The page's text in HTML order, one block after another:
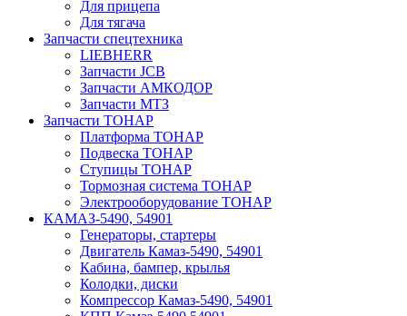
Для прицепа
Для тягача
Запчасти спецтехника
LIEBHERR
Запчасти JCB
Запчасти АМКОДОР
Запчасти МТЗ
Запчасти ТОНАР
Платформа ТОНАР
Подвеска ТОНАР
Ступицы ТОНАР
Тормозная система ТОНАР
Электрооборудование ТОНАР
КАМАЗ-5490, 54901
Генераторы, стартеры
Двигатель Камаз-5490, 54901
Кабина, бампер, крылья
Колодки, диски
Компрессор Камаз-5490, 54901